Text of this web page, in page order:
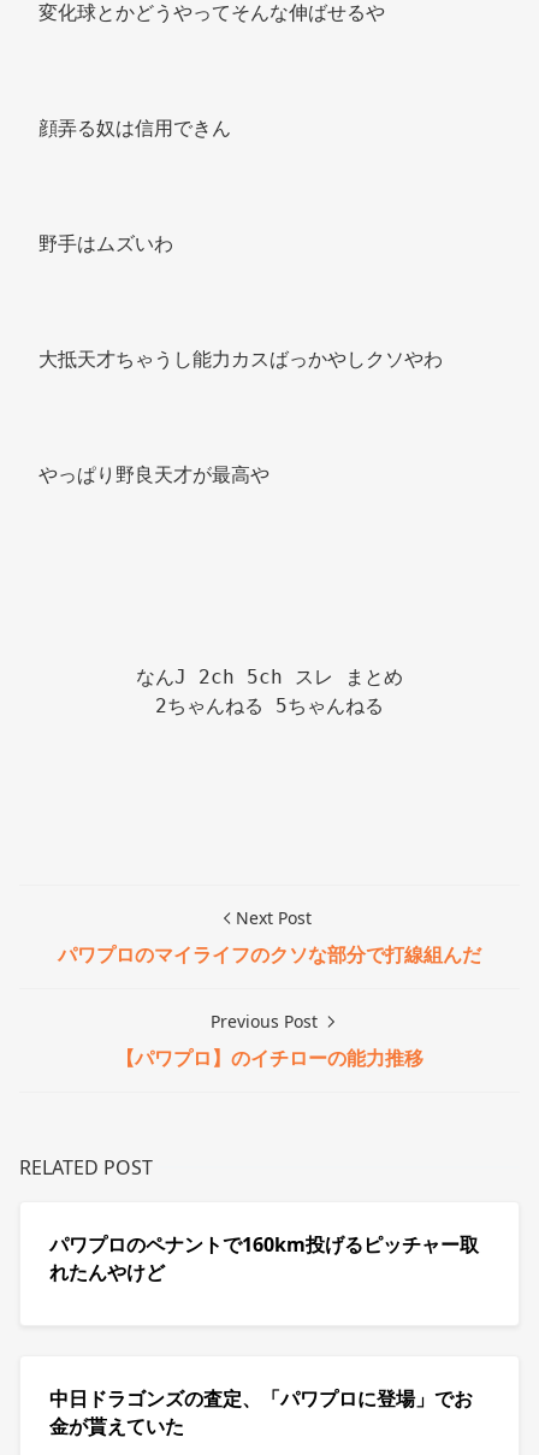
変化球とかどうやってそんな伸ばせるや
顔弄る奴は信用できん
野手はムズいわ
大抵天才ちゃうし能力カスばっかやしクソやわ
やっぱり野良天才が最高や
なんJ 2ch 5ch スレ まとめ
2ちゃんねる 5ちゃんねる
Next Post
パワプロのマイライフのクソな部分で打線組んだ
Previous Post
【パワプロ】のイチローの能力推移
RELATED POST
パワプロのペナントで160km投げるピッチャー取
れたんやけど
中日ドラゴンズの査定、「パワプロに登場」でお
金が貰えていた